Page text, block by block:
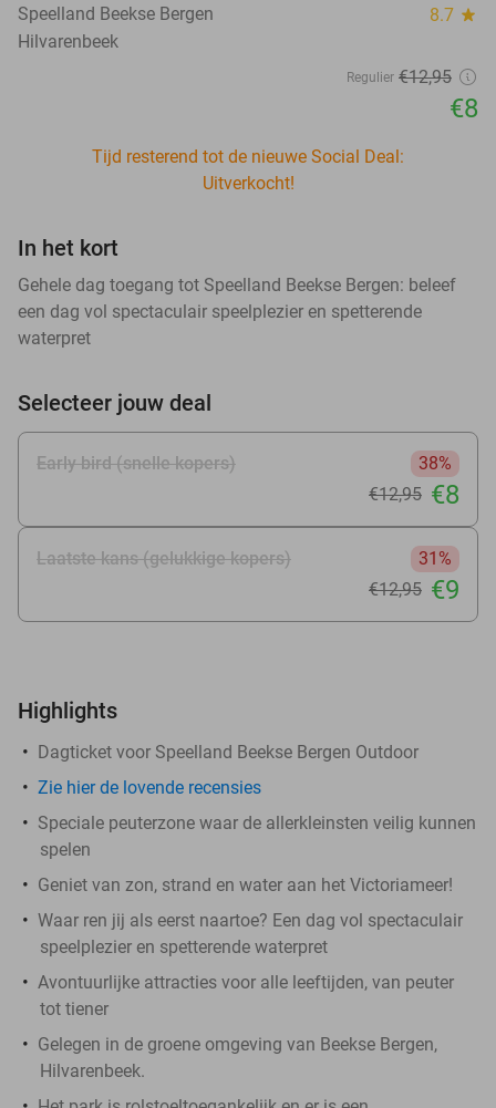
Speelland Beekse Bergen 8.7 star
Hilvarenbeek
Regulier €12,95
€8
Tijd resterend tot de nieuwe Social Deal:
Uitverkocht!
In het kort
Gehele dag toegang tot Speelland Beekse Bergen: beleef
een dag vol spectaculair speelplezier en spetterende
waterpret
Selecteer jouw deal
Early bird (snelle kopers)
38%
€12,95 €8
Laatste kans (gelukkige kopers)
31%
€12,95 €9
Highlights
Dagticket voor Speelland Beekse Bergen Outdoor
Zie hier de lovende recensies
Speciale peuterzone waar de allerkleinsten veilig kunnen
spelen
Geniet van zon, strand en water aan het Victoriameer!
Waar ren jij als eerst naartoe? Een dag vol spectaculair
speelplezier en spetterende waterpret
Avontuurlijke attracties voor alle leeftijden, van peuter
tot tiener
Gelegen in de groene omgeving van Beekse Bergen,
Hilvarenbeek.